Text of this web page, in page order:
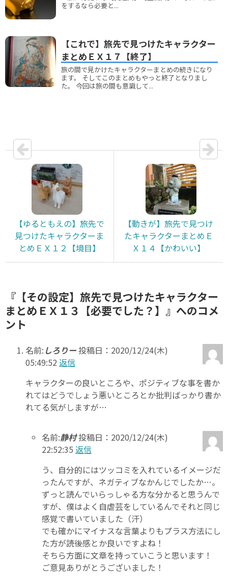
をするなら必要と...
【これで】旅先で見つけたキャラクター
まとめＥＸ１７【終了】
旅の間で見かけたキャラクターまとめの続きになり
ます。 そしてこのまとめもやっと終了となりまし
た。 今回は旅の間も意識して...
【ゆるともえの】旅先で
見つけたキャラクターま
とめＥＸ１２【境目】
【動きが】旅先で見つけ
たキャラクターまとめＥ
Ｘ１４【かわいい】
『【その設定】旅先で見つけたキャラクター
まとめＥＸ１３【必要でした？】』へのコメ
ント
名前: しろりー投稿日：2020/12/24(木)
05:49:52 返信
キャラクターの良いところや、ポジティブな事を書か
れてはどうでしょう悪いところとか批判ばっかり書か
れてる気がしますが…
名前:静村投稿日：2020/12/24(木)
22:52:35 返信
う、自分的にはツッコミを入れているイメージだ
ったんですが、ネガティブなかんじでしたか…。
ずっと読んでいらっしゃる方な分かると思うんで
すが、僕はよく自虐芸をしているんでそれと同じ
感覚で書いていました（汗）
でも確かにマイナスな言葉よりもプラス方法にし
た方が読後感とか良いですよね！
そちら方面に文章を持っていこうと思います！
ご意見ありがとうございました！